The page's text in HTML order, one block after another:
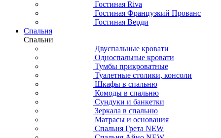
Гостиная Riva
Гостиная Французкий Прованс
Гостиная Верди
Спальня
Спальни
Двуспальные кровати
Односпальные кровати
Тумбы прикроватные
Туалетные столики, консоли
Шкафы в спальню
Комоды в спальню
Сундуки и банкетки
Зеркала в спальню
Матрасы и основания
Спальня Грета NEW